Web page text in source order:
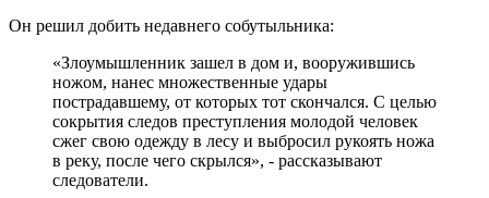
Он решил добить недавнего собутыльника:
«Злоумышленник зашел в дом и, вооружившись
ножом, нанес множественные удары
пострадавшему, от которых тот скончался. С целью
сокрытия следов преступления молодой человек
сжег свою одежду в лесу и выбросил рукоять ножа
в реку, после чего скрылся», - рассказывают
следователи.